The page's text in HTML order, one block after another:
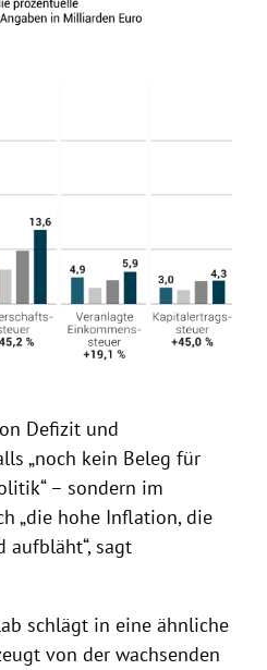
Defizit und
„noch kein Beleg für
– sondern im
„die hohe Inflation, die
aufbläht“, sagt
schlägt in eine ähnliche
von der wachsenden